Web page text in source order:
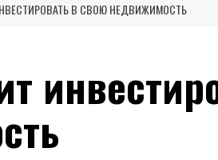
В СВОЮ НЕДВИЖИМОСТЬ